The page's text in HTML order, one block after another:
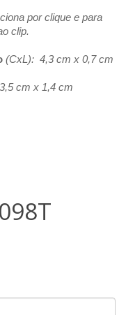
por clique e para
clip.
(CxL): 4,3 cm x 0,7 cm
cm x 1,4 cm